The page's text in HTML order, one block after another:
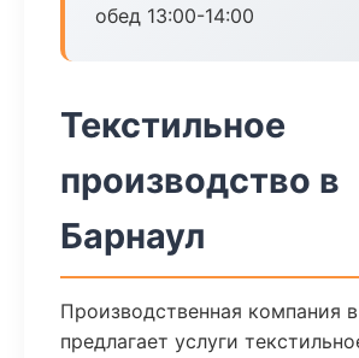
обед 13:00-14:00
Текстильное
производство в
Барнаул
Производственная компания
предлагает услуги